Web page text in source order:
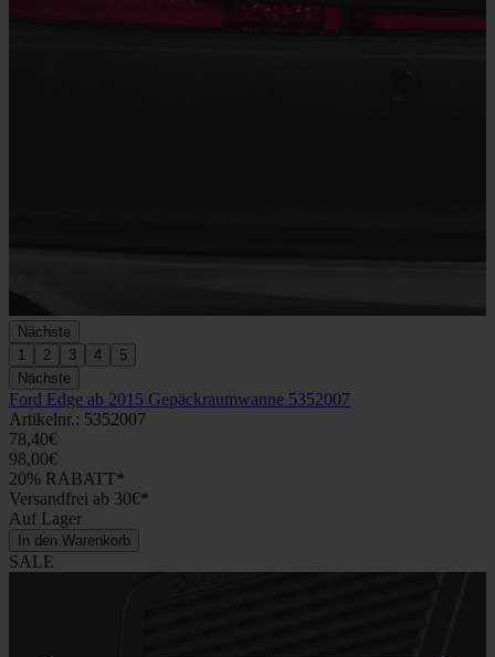
Nächste
1
2 3 4
5
Nächste
Ford Edge ab 2015 Gepäckraumwanne 5352007
Artikelnr.: 5352007
78,40€
98,00€
20% RABATT*
Versandfrei ab 30€*
Auf Lager
In den Warenkorb
SALE